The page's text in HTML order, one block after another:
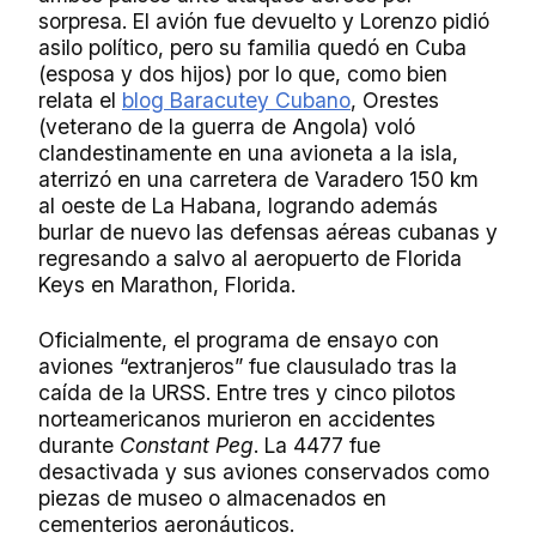
sorpresa. El avión fue devuelto y Lorenzo pidió
asilo político, pero su familia quedó en Cuba
(esposa y dos hijos) por lo que, como bien
relata el blog Baracutey Cubano, Orestes
(veterano de la guerra de Angola) voló
clandestinamente en una avioneta a la isla,
aterrizó en una carretera de Varadero 150 km
al oeste de La Habana, logrando además
burlar de nuevo las defensas aéreas cubanas y
regresando a salvo al aeropuerto de Florida
Keys en Marathon, Florida.
Oficialmente, el programa de ensayo con
aviones “extranjeros” fue clausulado tras la
caída de la URSS. Entre tres y cinco pilotos
norteamericanos murieron en accidentes
durante Constant Peg. La 4477 fue
desactivada y sus aviones conservados como
piezas de museo o almacenados en
cementerios aeronáuticos.